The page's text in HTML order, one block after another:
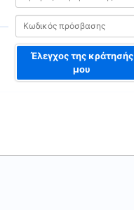
επιβεβαίωσης
Έλεγχος της κράτησής
μου